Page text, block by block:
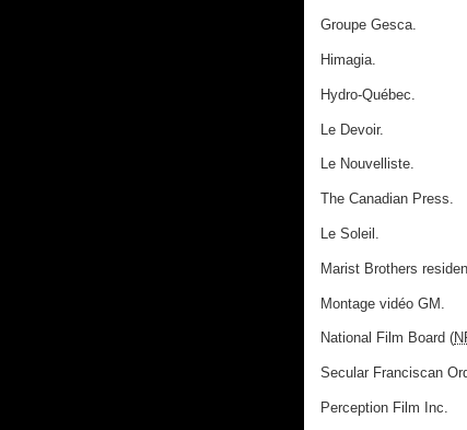
Groupe Gesca.
Himagia.
Hydro-Québec.
Le Devoir.
Le Nouvelliste.
The Canadian Press.
Le Soleil.
Marist Brothers
Montage vidéo GM.
National Film Board (
Secular Franciscan
Perception Film Inc.